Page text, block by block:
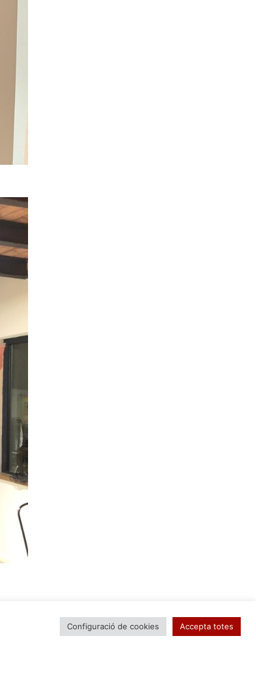
Configuració de cookies Accepta totes